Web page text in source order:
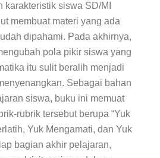
siswa SD/MI
membuat materi yang ada
dipahami. Pada akhirnya,
pola pikir siswa yang
itu sulit beralih menjadi
Sebagai bahan
siswa, buku ini memuat
rubrik tersebut berupa “Yuk
Yuk Mengamati, dan Yuk
bagian akhir pelajaran,